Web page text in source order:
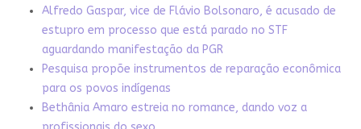
Alfredo Gaspar, vice de Flávio Bolsonaro, é acusado de
estupro em processo que está parado no STF
aguardando manifestação da PGR
Pesquisa propõe instrumentos de reparação econômica
para os povos indígenas
Bethânia Amaro estreia no romance, dando voz a